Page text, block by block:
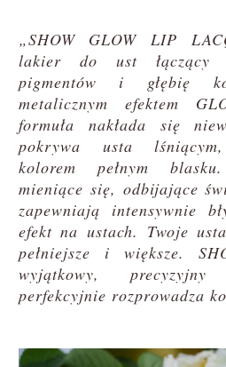
„SHOW GLOW LIP
lakier do ust łączący
pigmentów i głębię
metalicznym efektem
formuła nakłada się
pokrywa usta lśniącym,
kolorem pełnym
mieniące się, odbijające
zapewniają intensywnie
efekt na ustach. Twoje
pełniejsze i większe.
wyjątkowy,
perfekcyjnie rozprowadza